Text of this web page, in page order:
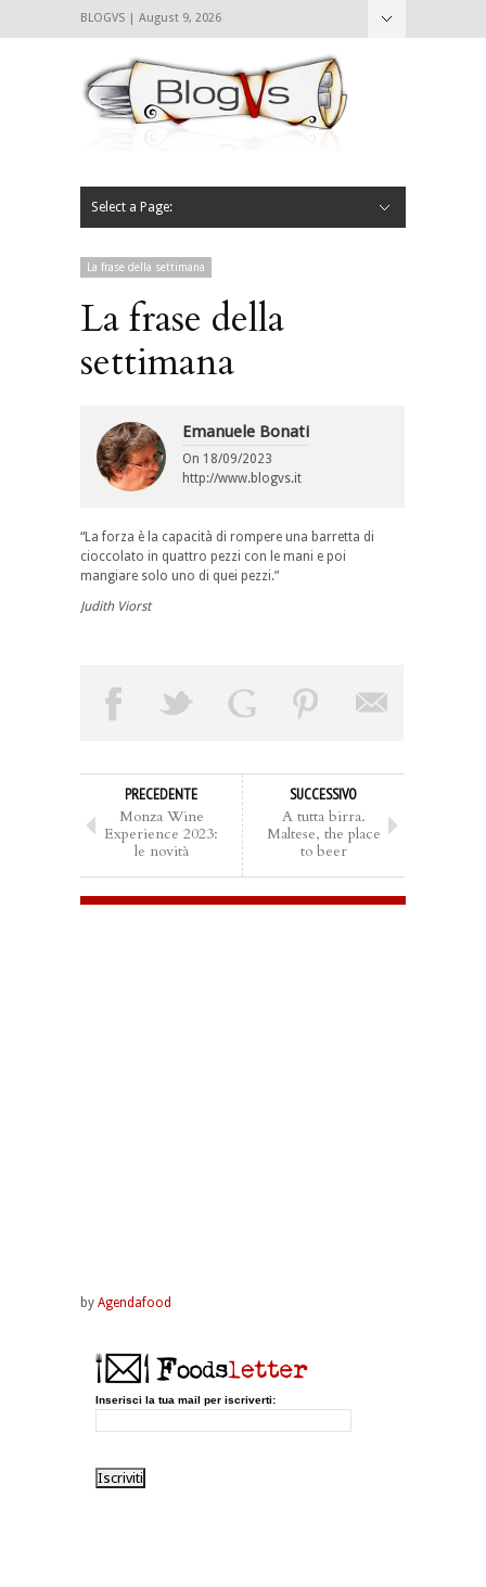
BLOGVS | August 9, 2026
Select a Page:
La frase della settimana
La frase della
settimana
Emanuele Bonati
On 18/09/2023
http://www.blogvs.it
“La forza è la capacità di rompere una barretta di
cioccolato in quattro pezzi con le mani e poi
mangiare solo uno di quei pezzi.”
Judith Viorst
PRECEDENTE
Monza Wine
Experience 2023:
le novità
SUCCESSIVO
A tutta birra.
Maltese, the place
to beer
by Agendafood
Inserisci la tua mail per iscriverti: